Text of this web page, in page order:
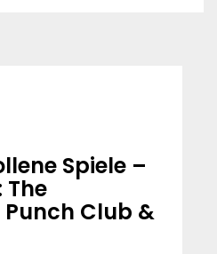
Spiele –
The
Punch Club &